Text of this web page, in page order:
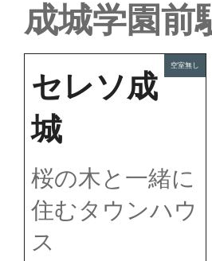
成城学園前
セレソ成
城
桜の木と一緒に
住むタウンハウ
ス
空室無し